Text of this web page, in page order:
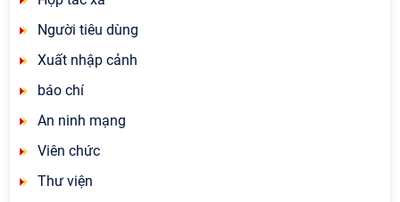
Người tiêu dùng
Xuất nhập cảnh
báo chí
An ninh mạng
Viên chức
Thư viện